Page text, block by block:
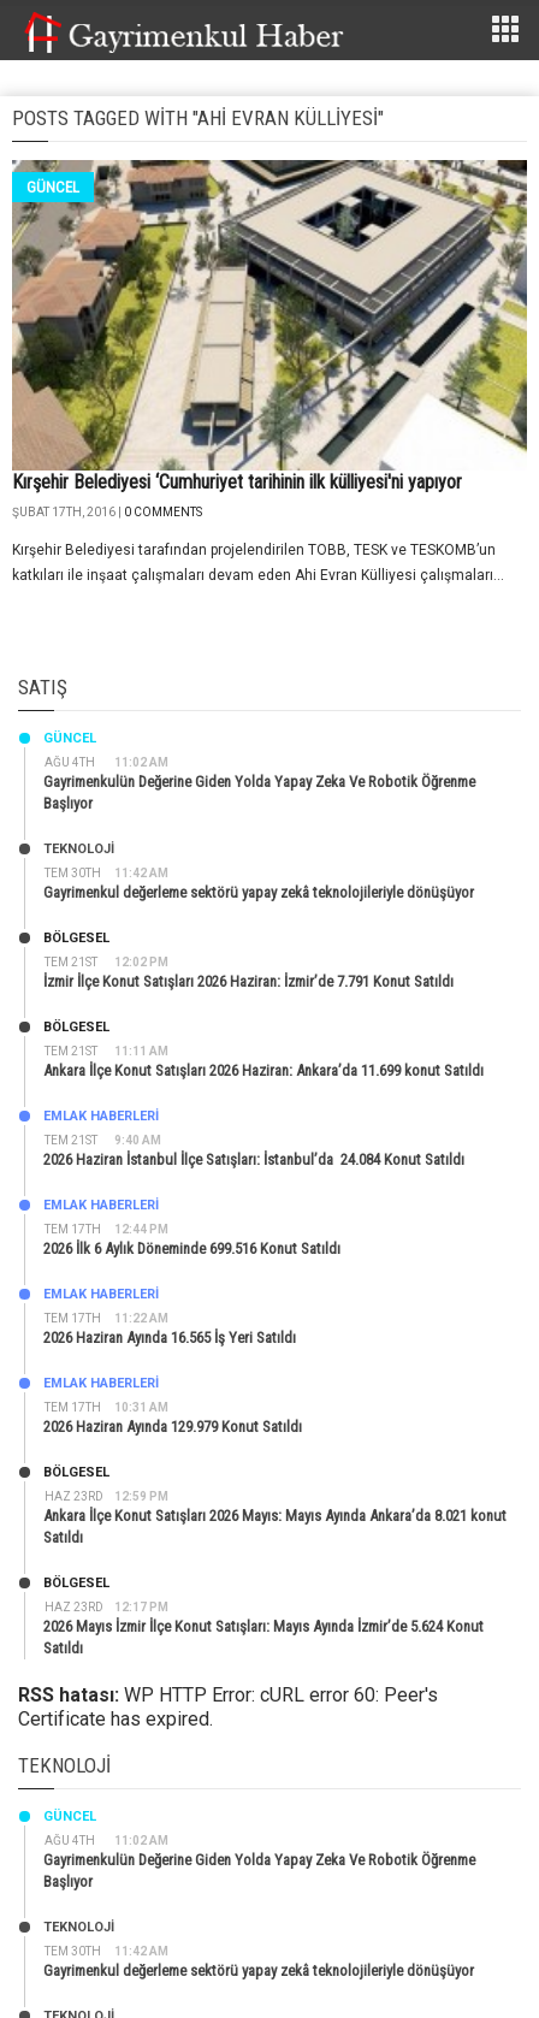
POSTS TAGGED WITH "AHI EVRAN KÜLLIYESI"
GÜNCEL
Kırşehir Belediyesi ‘Cumhuriyet tarihinin ilk külliyesi'ni yapıyor
ŞUBAT 17TH, 2016 | 0 COMMENTS
Kırşehir Belediyesi tarafından projelendirilen TOBB, TESK ve TESKOMB’un
katkıları ile inşaat çalışmaları devam eden Ahi Evran Külliyesi çalışmaları...
SATIŞ
AĞU 4TH 11:02 AM
GÜNCEL
Gayrimenkulün Değerine Giden Yolda Yapay Zeka Ve Robotik Öğrenme
Başlıyor
TEM 30TH 11:42 AM
TEKNOLOJİ
Gayrimenkul değerleme sektörü yapay zekâ teknolojileriyle dönüşüyor
TEM 21ST 12:02 PM
BÖLGESEL
İzmir İlçe Konut Satışları 2026 Haziran: İzmir’de 7.791 Konut Satıldı
TEM 21ST 11:11 AM
BÖLGESEL
Ankara İlçe Konut Satışları 2026 Haziran: Ankara’da 11.699 konut Satıldı
TEM 21ST 9:40 AM
EMLAK HABERLERI
2026 Haziran İstanbul İlçe Satışları: İstanbul’da 24.084 Konut Satıldı
TEM 17TH 12:44 PM
EMLAK HABERLERI
2026 İlk 6 Aylık Döneminde 699.516 Konut Satıldı
TEM 17TH 11:22 AM
EMLAK HABERLERI
2026 Haziran Ayında 16.565 İş Yeri Satıldı
TEM 17TH 10:31 AM
EMLAK HABERLERI
2026 Haziran Ayında 129.979 Konut Satıldı
HAZ 23RD 12:59 PM
BÖLGESEL
Ankara İlçe Konut Satışları 2026 Mayıs: Mayıs Ayında Ankara’da 8.021 konut
Satıldı
HAZ 23RD 12:17 PM
BÖLGESEL
2026 Mayıs İzmir İlçe Konut Satışları: Mayıs Ayında İzmir’de 5.624 Konut
Satıldı
RSS hatası: WP HTTP Error: cURL error 60: Peer's
Certificate has expired.
TEKNOLOJI
AĞU 4TH 11:02 AM
GÜNCEL
Gayrimenkulün Değerine Giden Yolda Yapay Zeka Ve Robotik Öğrenme
Başlıyor
TEM 30TH 11:42 AM
TEKNOLOJİ
Gayrimenkul değerleme sektörü yapay zekâ teknolojileriyle dönüşüyor